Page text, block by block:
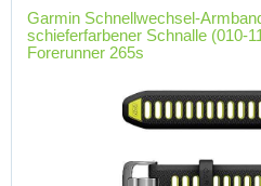
Garmin Schnellwechsel-
schieferfarbener Schnalle (010-
Forerunner 265s